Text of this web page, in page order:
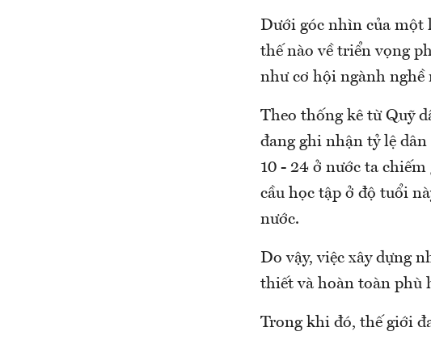
Dưới góc nhìn của một
thế nào về triển vọng
như cơ hội ngành
Theo thống kê từ Quỹ
đang ghi nhận tỷ lệ
10 - 24 ở nước ta
cầu học tập ở độ tuổi
nước.
Do vậy, việc xây dựng
thiết và hoàn toàn phù
Trong khi đó, thế giới